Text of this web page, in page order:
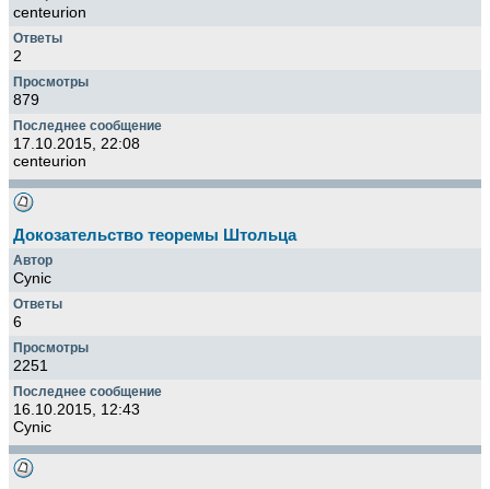
centeurion
2
879
17.10.2015, 22:08
centeurion
Докозательство теоремы Штольца
Cynic
6
2251
16.10.2015, 12:43
Cynic